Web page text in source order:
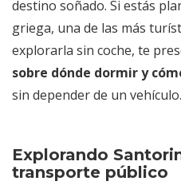
destino soñado. Si estás
griega, una de las más
explorarla sin coche, te
sobre dónde dormir y
sin depender de un vehículo.
Explorando
transporte público